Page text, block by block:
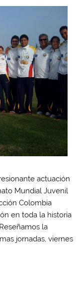
actuación
Mundial Juvenil
Colombia
en toda la historia
la
jornadas, viernes